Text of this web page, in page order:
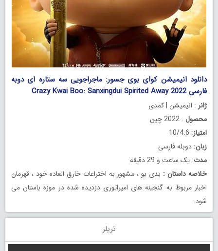
دانلود انیمیشن کوای بوی جسور: ماجراجویی سه ستاره ای دوبه
فارسی Crazy Kwai Boo: Sanxingdui Spirited Away 2022
ژانر : انیمیشن | کمدی
محصول : 2022 چین
امتیاز: 10/4.6
زبان: دوبله فارسی
مدت: یک ساعت و 29 دقیقه
خلاصه داستان : بدی بو ، مشهور به اختراعات خارق العاده خود ، قهرمان
اخبار مربوط به گنجینه های امپراتوری دزدیده شده در موزه باستان می
شود.
تریلر